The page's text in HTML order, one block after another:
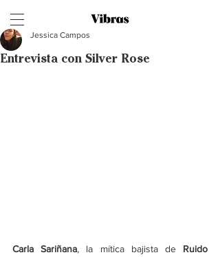
Entrevista con Silver Rose
Jessica Campos
Carla Sariñana, la mítica bajista de Ruido